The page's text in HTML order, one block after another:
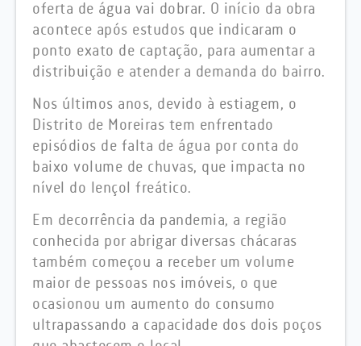
oferta de água vai dobrar. O início da obra
acontece após estudos que indicaram o
ponto exato de captação, para aumentar a
distribuição e atender a demanda do bairro.
Nos últimos anos, devido à estiagem, o
Distrito de Moreiras tem enfrentado
episódios de falta de água por conta do
baixo volume de chuvas, que impacta no
nível do lençol freático.
Em decorrência da pandemia, a região
conhecida por abrigar diversas chácaras
também começou a receber um volume
maior de pessoas nos imóveis, o que
ocasionou um aumento do consumo
ultrapassando a capacidade dos dois poços